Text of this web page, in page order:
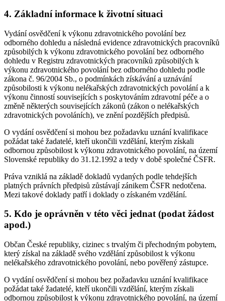
4. Základní informace k životní situaci
Vydání osvědčení k výkonu zdravotnického povolání bez
odborného dohledu a následná evidence zdravotnických pracovníků
způsobilých k výkonu zdravotnického povolání bez odborného
dohledu v Registru zdravotnických pracovníků způsobilých k
výkonu zdravotnického povolání bez odborného dohledu podle
zákona č. 96/2004 Sb., o podmínkách získávání a uznávání
způsobilosti k výkonu nelékařských zdravotnických povolání a k
výkonu činností souvisejících s poskytováním zdravotní péče a o
změně některých souvisejících zákonů (zákon o nelékařských
zdravotnických povoláních), ve znění pozdějších předpisů.
O vydání osvědčení si mohou bez požadavku uznání kvalifikace
požádat také žadatelé, kteří ukončili vzdělání, kterým získali
odbornou způsobilost k výkonu zdravotnického povolání, na území
Slovenské republiky do 31.12.1992 a tedy v době společné ČSFR.
Práva vzniklá na základě dokladů vydaných podle tehdejších
platných právních předpisů zůstávají zánikem ČSFR nedotčena.
Mezi takové doklady patří i doklady o získaném vzdělání.
5. Kdo je oprávněn v této věci jednat (podat žádost
apod.)
Občan České republiky, cizinec s trvalým či přechodným pobytem,
který získal na základě svého vzdělání způsobilost k výkonu
nelékařského zdravotnického povolání, nebo pověřený zástupce.
O vydání osvědčení si mohou bez požadavku uznání kvalifikace
požádat také žadatelé, kteří ukončili vzdělání, kterým získali
odbornou způsobilost k výkonu zdravotnického povolání, na území